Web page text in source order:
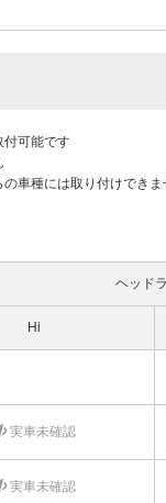
付可能です
車種には取り付けできま
ヘッド
Hi
実車未確認
実車未確認